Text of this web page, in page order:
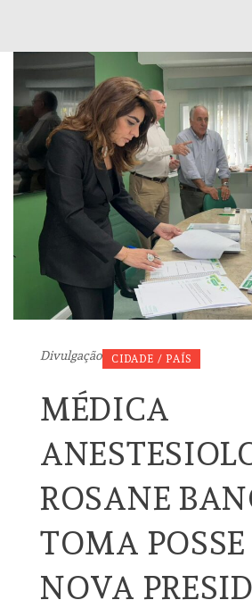
Divulgação CIDADE / PAÍS
MÉDICA
ROSANE
TOMA
NOVA